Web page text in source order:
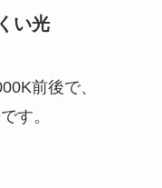
い光
前後で、
す。